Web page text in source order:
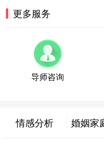
福
微
辽宁-
更多服务
导师咨询
情感分析 婚姻家